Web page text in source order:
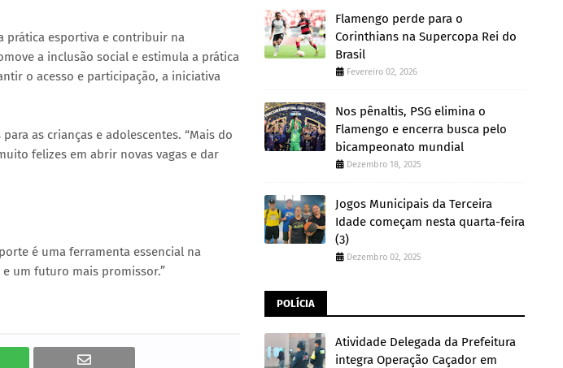
prática esportiva e contribuir na
a inclusão social e estimula a prática
o acesso e participação, a iniciativa
as crianças e adolescentes. “Mais do
felizes em abrir novas vagas e dar
é uma ferramenta essencial na
um futuro mais promissor.”
Flamengo perde para o
Corinthians na Supercopa Rei do
Brasil
Fevereiro 02, 2026
Nos pênaltis, PSG elimina o
Flamengo e encerra busca pelo
bicampeonato mundial
Dezembro 18, 2025
Jogos Municipais da Terceira
Idade começam nesta quarta-feira
(3)
Dezembro 02, 2025
POLÍCIA
Atividade Delegada da Prefeitura
integra Operação Caçador em